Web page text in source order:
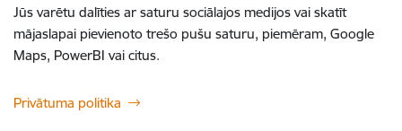
Jūs varētu dalīties ar saturu sociālajos medijos vai skatīt
mājaslapai pievienoto trešo pušu saturu, piemēram, Google
Maps, PowerBI vai citus.
Privātuma politika